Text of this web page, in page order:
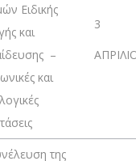
Ειδικής
και
–
και
3
της